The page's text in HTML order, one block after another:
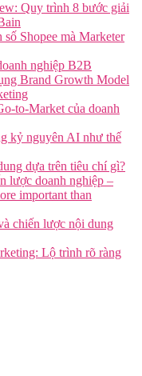
Quy trình 8 bước giải
Shopee mà Marketer
nghiệp B2B
Brand Growth Model
to-Market của doanh
kỷ nguyên AI như thế
dựa trên tiêu chí gì?
lược doanh nghiệp –
important than
chiến lược nội dung
Lộ trình rõ ràng